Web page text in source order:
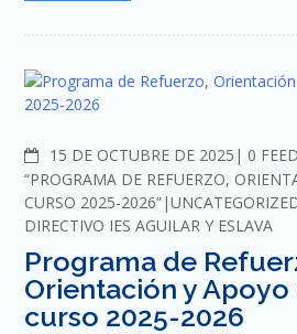
15 DE OCTUBRE DE 2025
0
“PROGRAMA DE REFUERZO,
CURSO 2025-2026”
DIRECTIVO IES AGUILAR Y ESLAVA
Programa de
Orientación y Apoyo
curso 2025-2026